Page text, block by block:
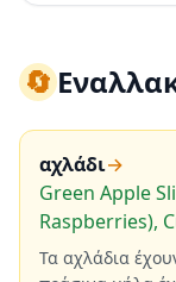
🔄
αχλάδι→
Green Apple
Raspberries),
Τα αχλάδια